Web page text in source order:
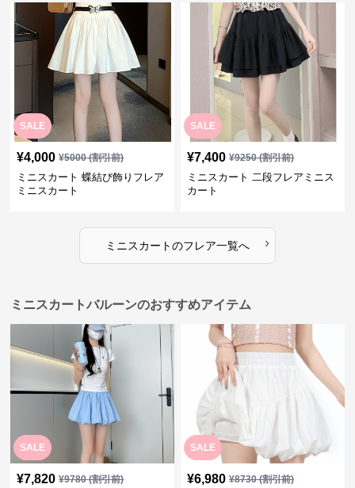
SALE
¥4,000 ¥5000(割引前)
ミニスカート 蝶結び飾りフレア
ミニスカート
SALE
¥7,400 ¥9250(割引前)
ミニスカート 二段フレアミニス
カート
ミニスカートのフレア一覧へ ›
ミニスカートバルーンのおすすめアイテム
SALE
¥7,820 ¥9780(割引前)
SALE
¥6,980 ¥8730(割引前)